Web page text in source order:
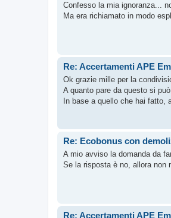
Confesso la mia ignoranza...
Ma era richiamato in modo
Re: Accertamenti APE
Ok grazie mille per la
A quanto pare da questo si
In base a quello che hai fatto,
Re: Ecobonus con
A mio avviso la domanda da
Se la risposta è no, allora non
Re: Accertamenti APE